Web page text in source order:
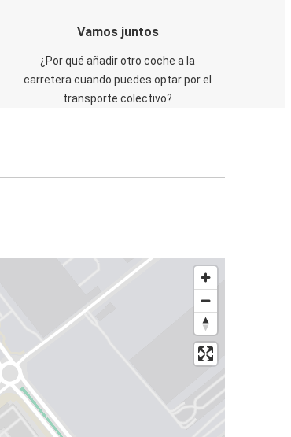
Vamos juntos
¿Por qué añadir otro coche a la
carretera cuando puedes optar por el
transporte colectivo?